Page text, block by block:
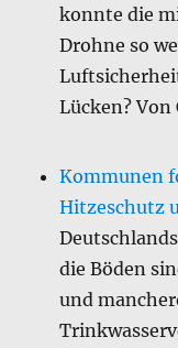
konnte die
Drohne so
Lücken?
Kommunen
Hitzeschutz
die Böden
und